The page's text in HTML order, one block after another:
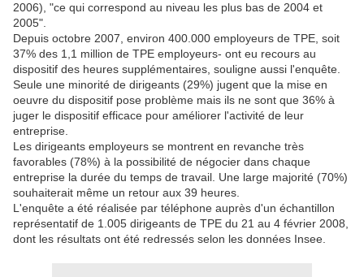
2006), "ce qui correspond au niveau les plus bas de 2004 et
2005".
Depuis octobre 2007, environ 400.000 employeurs de TPE, soit
37% des 1,1 million de TPE employeurs- ont eu recours au
dispositif des heures supplémentaires, souligne aussi l'enquête.
Seule une minorité de dirigeants (29%) jugent que la mise en
oeuvre du dispositif pose problème mais ils ne sont que 36% à
juger le dispositif efficace pour améliorer l'activité de leur
entreprise.
Les dirigeants employeurs se montrent en revanche très
favorables (78%) à la possibilité de négocier dans chaque
entreprise la durée du temps de travail. Une large majorité (70%)
souhaiterait même un retour aux 39 heures.
L'enquête a été réalisée par téléphone auprès d'un échantillon
représentatif de 1.005 dirigeants de TPE du 21 au 4 février 2008,
dont les résultats ont été redressés selon les données Insee.